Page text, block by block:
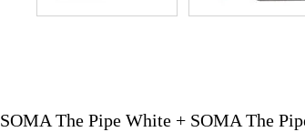
SOMA The Pipe White + SOMA The